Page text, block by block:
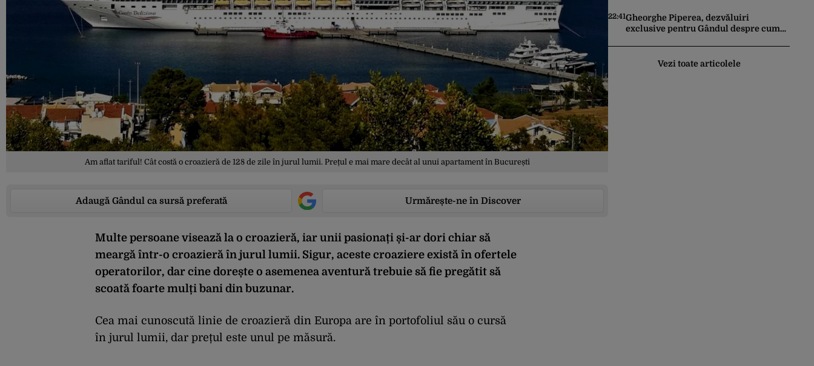
Am aflat tariful! Cât costă o croazieră de 128 de zile în jurul lumii. Prețul e mai mare decât al unui apartament în București
Adaugă Gândul ca sursă preferată Urmărește-ne în Discover
Multe persoane visează la o croazieră, iar unii pasionați și-ar dori chiar să
meargă într-o croazieră în jurul lumii. Sigur, aceste croaziere există în ofertele
operatorilor, dar cine dorește o asemenea aventură trebuie să fie pregătit să
scoată foarte mulți bani din buzunar.
Cea mai cunoscută linie de croazieră din Europa are în portofoliul său o cursă
în jurul lumii, dar prețul este unul pe măsură.
22:41Gheorghe Piperea, dezvăluiri
exclusive pentru Gândul despre cum
să îl pună „la respect” pe Trump
Vezi toate articolele